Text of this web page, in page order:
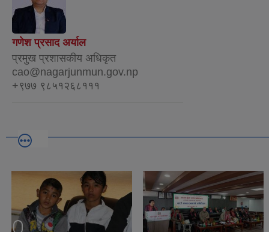
गणेश प्रसाद अर्याल
प्रमुख प्रशासकीय अधिकृत
cao@nagarjunmun.gov.np
+९७७ ९८५१२६८१११